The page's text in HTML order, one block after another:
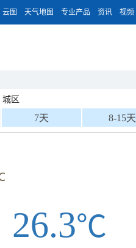
云图 天气地图 专业产品 资讯 视频
城区
7天 8-15天
26.3℃